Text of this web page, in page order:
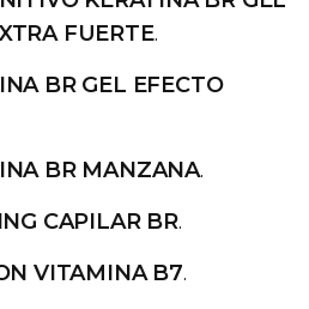
FUERTE.
BR GEL EFECTO
BR MANZANA.
CAPILAR BR.
VITAMINA B7.